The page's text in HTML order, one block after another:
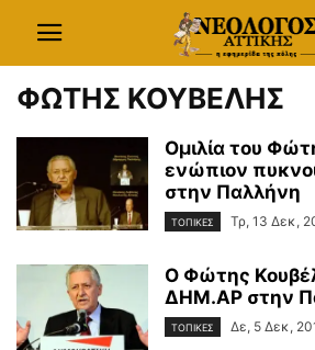
ΦΩΤΗΣ ΚΟΥΒΕΛΗΣ
Ομιλία του
ενώπιον
στην Παλλήνη
ΤΟΠΙΚΕΣ Τρ, 13 Δεκ,
Ο Φώτης
ΔΗΜ.ΑΡ στην
ΤΟΠΙΚΕΣ Δε, 5 Δεκ,